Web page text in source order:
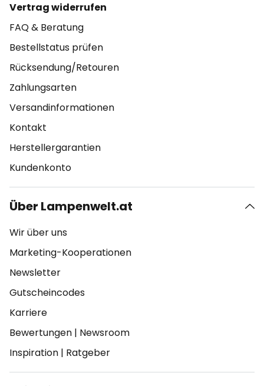
Vertrag widerrufen
FAQ & Beratung
Bestellstatus prüfen
Rücksendung/Retouren
Zahlungsarten
Versandinformationen
Kontakt
Herstellergarantien
Kundenkonto
Über Lampenwelt.at
Wir über uns
Marketing-Kooperationen
Newsletter
Gutscheincodes
Karriere
Bewertungen | Newsroom
Inspiration | Ratgeber